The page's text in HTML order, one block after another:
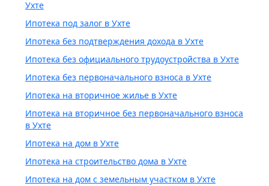
Ухте
Ипотека под залог в Ухте
Ипотека без подтверждения дохода в Ухте
Ипотека без официального трудоустройства в Ухте
Ипотека без первоначального взноса в Ухте
Ипотека на вторичное жилье в Ухте
Ипотека на вторичное без первоначального взноса
в Ухте
Ипотека на дом в Ухте
Ипотека на строительство дома в Ухте
Ипотека на дом с земельным участком в Ухте